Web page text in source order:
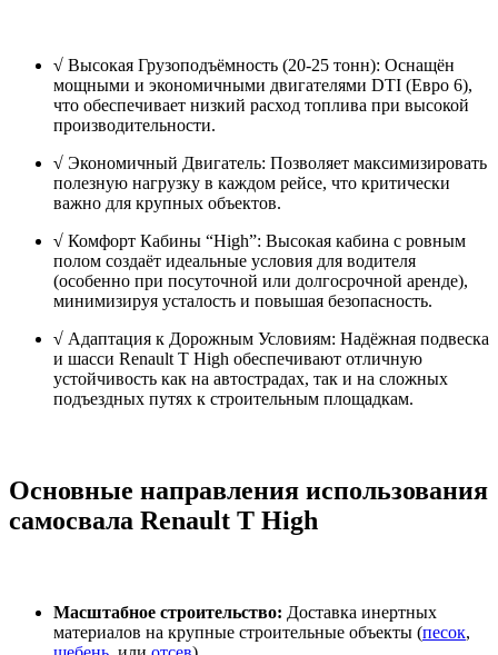
√ Высокая Грузоподъёмность (20-25 тонн): Оснащён
мощными и экономичными двигателями DTI (Евро 6),
что обеспечивает низкий расход топлива при высокой
производительности.
√ Экономичный Двигатель: Позволяет максимизировать
полезную нагрузку в каждом рейсе, что критически
важно для крупных объектов.
√ Комфорт Кабины “High”: Высокая кабина с ровным
полом создаёт идеальные условия для водителя
(особенно при посуточной или долгосрочной аренде),
минимизируя усталость и повышая безопасность.
√ Адаптация к Дорожным Условиям: Надёжная подвеска
и шасси Renault T High обеспечивают отличную
устойчивость как на автострадах, так и на сложных
подъездных путях к строительным площадкам.
Основные направления использования
самосвала Renault T High
Масштабное строительство: Доставка инертных
материалов на крупные строительные объекты (песок,